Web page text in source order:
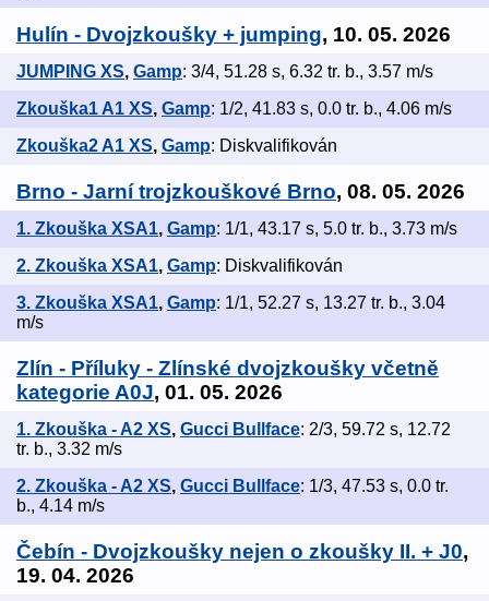
Hulín - Dvojzkoušky + jumping, 10. 05. 2026
JUMPING XS, Gamp: 3/4, 51.28 s, 6.32 tr. b., 3.57 m/s
Zkouška1 A1 XS, Gamp: 1/2, 41.83 s, 0.0 tr. b., 4.06 m/s
Zkouška2 A1 XS, Gamp: Diskvalifikován
Brno - Jarní trojzkouškové Brno, 08. 05. 2026
1. Zkouška XSA1, Gamp: 1/1, 43.17 s, 5.0 tr. b., 3.73 m/s
2. Zkouška XSA1, Gamp: Diskvalifikován
3. Zkouška XSA1, Gamp: 1/1, 52.27 s, 13.27 tr. b., 3.04
m/s
Zlín - Příluky - Zlínské dvojzkoušky včetně
kategorie A0J, 01. 05. 2026
1. Zkouška - A2 XS, Gucci Bullface: 2/3, 59.72 s, 12.72
tr. b., 3.32 m/s
2. Zkouška - A2 XS, Gucci Bullface: 1/3, 47.53 s, 0.0 tr.
b., 4.14 m/s
Čebín - Dvojzkoušky nejen o zkoušky II. + J0,
19. 04. 2026